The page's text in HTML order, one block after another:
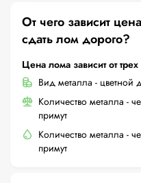
От чего зависит
сдать лом дорого?
Цена лома зависит от
Вид металла -
Количество металла -
примут
Количество металла -
примут